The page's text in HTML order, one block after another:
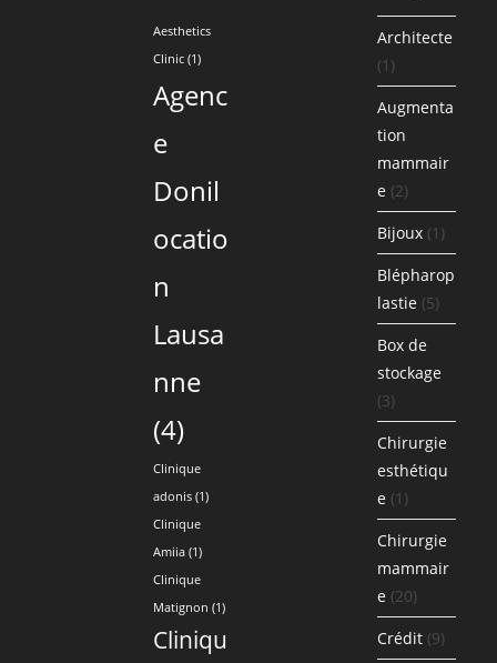
Aesthetics
Clinic (1)
Agenc
e
Donil
ocatio
n
Lausa
nne
(4)
Clinique
adonis (1)
Clinique
Amiia (1)
Clinique
Matignon (1)
Cliniqu
Architecte
(1)
Augmenta
tion
mammair
e (2)
Bijoux (1)
Blépharop
lastie (5)
Box de
stockage
(3)
Chirurgie
esthétiqu
e (1)
Chirurgie
mammair
e (20)
Crédit (9)